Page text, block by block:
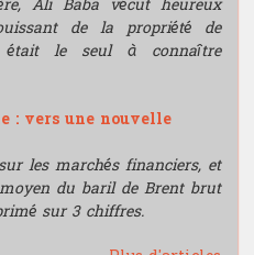
de la propriété de
le seul à connaître
: vers une nouvelle
les marchés financiers, et
du baril de Brent brut
sur 3 chiffres.